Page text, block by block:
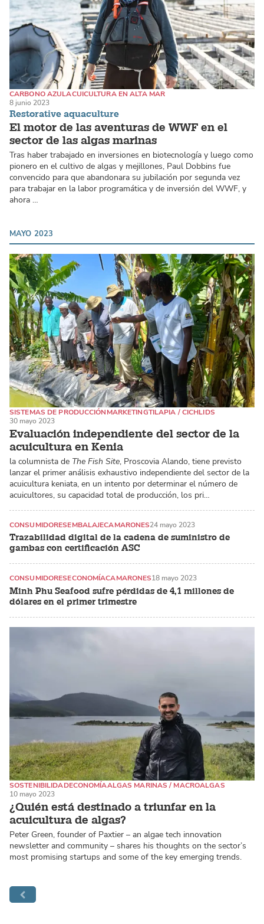
Restorative aquaculture
El motor de las aventuras de WWF en el
sector de las algas marinas
CARBONO AZULACUICULTURA EN ALTA MAR
ALGAS MARINAS / MACROALGAS
8 junio 2023
Tras haber trabajado en inversiones en biotecnología y luego como
pionero en el cultivo de algas y mejillones, Paul Dobbins fue
convencido para que abandonara su jubilación por segunda vez
para trabajar en la labor programática y de inversión del WWF, y
ahora …
MAYO 2023
Evaluación independiente del sector de la
acuicultura en Kenia
SISTEMAS DE PRODUCCIÓNMARKETINGTILAPIA / CICHLIDS
30 mayo 2023
la columnista de The Fish Site, Proscovia Alando, tiene previsto
lanzar el primer análisis exhaustivo independiente del sector de la
acuicultura keniata, en un intento por determinar el número de
acuicultores, su capacidad total de producción, los pri…
Trazabilidad digital de la cadena de suministro de
gambas con certificación ASC
CONSUMIDORESEMBALAJECAMARONES24 mayo 2023
Minh Phu Seafood sufre pérdidas de 4,1 millones de
dólares en el primer trimestre
CONSUMIDORESECONOMÍACAMARONES18 mayo 2023
¿Quién está destinado a triunfar en la
acuicultura de algas?
SOSTENIBILIDADECONOMÍAALGAS MARINAS / MACROALGAS
10 mayo 2023
Peter Green, founder of Paxtier – an algae tech innovation
newsletter and community – shares his thoughts on the sector’s
most promising startups and some of the key emerging trends.